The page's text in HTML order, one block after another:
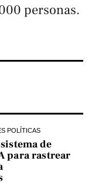
personas.
POLÍTICAS
de
para rastrear